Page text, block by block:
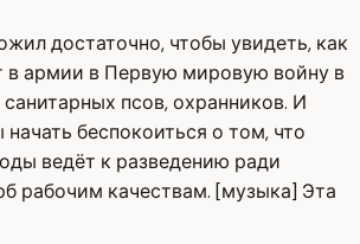
достаточно, чтобы увидеть, как
в армии в Первую мировую войну в
санитарных псов, охранников. И
беспокоиться о том, что
ведёт к разведению ради
рабочим качествам. [музыка] Эта